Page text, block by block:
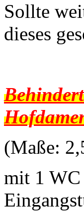
Sollte
dieses
(Maße:
mit 1